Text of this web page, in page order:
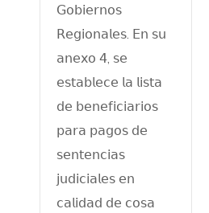
𝖦𝗈𝖻𝗂𝖾𝗋𝗇𝗈𝗌
𝖱𝖾𝗀𝗂𝗈𝗇𝖺𝗅𝖾𝗌. 𝖤𝗇 𝗌𝗎
𝖺𝗇𝖾𝗑𝗈 𝟦, 𝗌𝖾
𝖾𝗌𝗍𝖺𝖻𝗅𝖾𝖼𝖾 𝗅𝖺 𝗅𝗂𝗌𝗍𝖺
𝖽𝖾 𝖻𝖾𝗇𝖾𝖿𝗂𝖼𝗂𝖺𝗋𝗂𝗈𝗌
𝗉𝖺𝗋𝖺 𝗉𝖺𝗀𝗈𝗌 𝖽𝖾
𝗌𝖾𝗇𝗍𝖾𝗇𝖼𝗂𝖺𝗌
𝗃𝗎𝖽𝗂𝖼𝗂𝖺𝗅𝖾𝗌 𝖾𝗇
𝖼𝖺𝗅𝗂𝖽𝖺𝖽 𝖽𝖾 𝖼𝗈𝗌𝖺